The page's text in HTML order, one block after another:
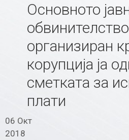
Основното
организиран
корупција ја
сметката за
плати
06 Окт
2018